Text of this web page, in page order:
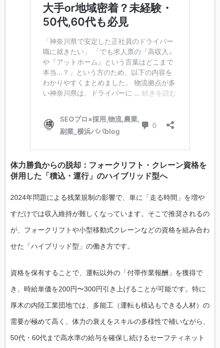
体力勝負からの脱却：フォークリフト・クレーン資格を
併用した「積込・運行」のハイブリッド型へ
2024年問題による残業規制の影響で、単に「走る時間」を増や
すだけでは収入維持が難しくなっています。そこで推奨されるの
が、フォークリフトや小型移動式クレーンなどの資格を組み合わ
せた「ハイブリッド型」の働き方です。
資格を保有することで、運転以外の「付帯作業報酬」を獲得で
き、時給単価を200円〜300円引き上げることが可能です。特に
厚木の内陸工業団地では、多能工（運転も積込もできる人材）の
需要が極めて高く、体力の衰えをスキルの多様性で補いながら、
50代・60代まで高水準の給与を確保し続けるセーフティネット